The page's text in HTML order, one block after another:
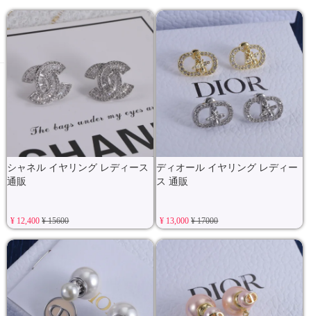
シャネル イヤリング レディース
通販
¥ 12,400¥ 15600
ディオール イヤリング レディー
ス 通販
¥ 13,000¥ 17000